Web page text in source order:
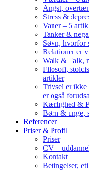
Angst,
Stress &
Vaner – 5
Tanker &
Søvn, hvorfor
Relationer er
Walk & Talk,
Filosofi,
artikler
Trivsel er ikke
er også
Kærlighed &
Børn & unge,
Referencer
Priser & Profil
Priser
CV –
Kontakt
Betingelser,